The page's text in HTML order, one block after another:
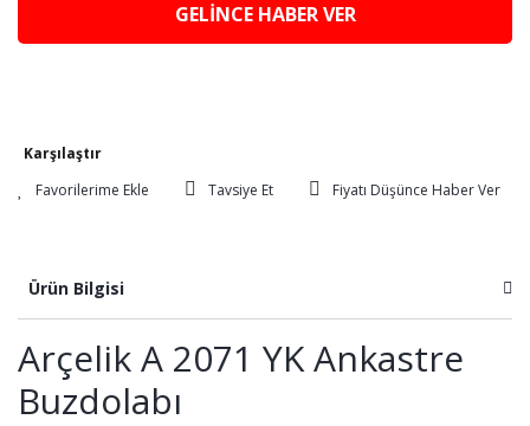
GELİNCE HABER VER
Karşılaştır
Tavsiye Et
Fiyatı Düşünce Haber Ver
Ürün Bilgisi
Arçelik A 2071 YK Ankastre
Buzdolabı